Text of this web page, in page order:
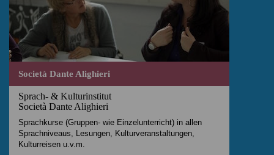
Società Dante Alighieri
Sprach- & Kulturinstitut
Società Dante Alighieri
Sprachkurse (Gruppen- wie Einzelunterricht) in allen
Sprachniveaus, Lesungen, Kulturveranstaltungen,
Kulturreisen u.v.m.